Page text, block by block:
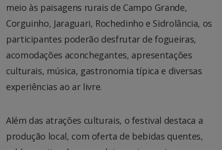
meio às paisagens rurais de Campo Grande,
Corguinho, Jaraguari, Rochedinho e Sidrolância, os
participantes poderão desfrutar de fogueiras,
acomodações aconchegantes, apresentações
culturais, música, gastronomia típica e diversas
experiências ao ar livre.
Além das atrações culturais, o festival destaca a
produção local, com oferta de bebidas quentes,